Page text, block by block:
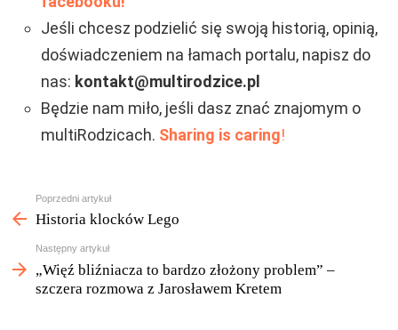
Jeśli chcesz podzielić się swoją historią, opinią,
doświadczeniem na łamach portalu, napisz do
nas: kontakt@multirodzice.pl
Będzie nam miło, jeśli dasz znać znajomym o
multiRodzicach. Sharing is caring!
Zobacz
więcej
Poprzedni artykuł
Historia klocków Lego
Następny artykuł
„Więź bliźniacza to bardzo złożony problem” –
szczera rozmowa z Jarosławem Kretem